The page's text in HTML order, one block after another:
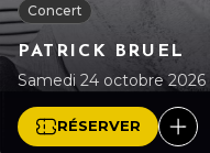
Concert
PATRICK BRUEL
Samedi 24 octobre 2026
RÉSERVER